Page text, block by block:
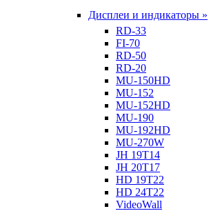
Дисплеи и индикаторы »
RD-33
FI-70
RD-50
RD-20
MU-150HD
MU-152
MU-152HD
MU-190
MU-192HD
MU-270W
JH 19T14
JH 20T17
HD 19T22
HD 24T22
VideoWall